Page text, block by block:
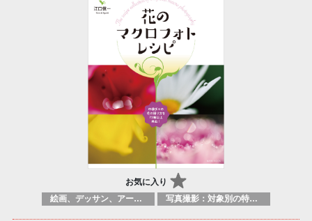
お気に入り
絵画、デッサン、アートマニュアル 写真撮影：対象別の特定のテクニック、原理